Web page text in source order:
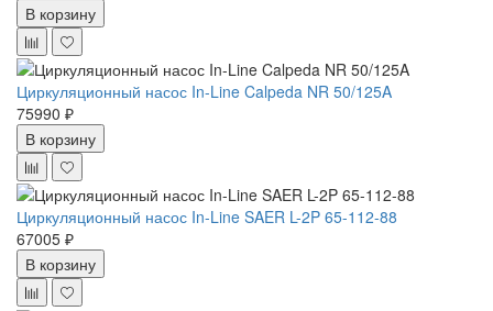
В корзину
Циркуляционный насос In-Line Calpeda NR 50/125A
75990 ₽
В корзину
Циркуляционный насос In-Line SAER L-2P 65-112-88
67005 ₽
В корзину